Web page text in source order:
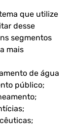
que utilize
desse
segmentos
mais
de água
público;